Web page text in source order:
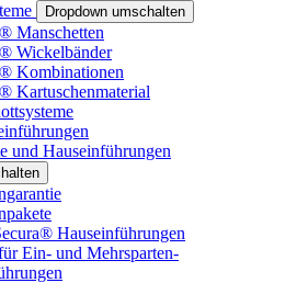
Dropdown umschalten
Manschetten
Wickelbänder
Kombinationen
Kartuschenmaterial
und Hauseinführungen
Hauseinführungen
Ein- und Mehrsparten-